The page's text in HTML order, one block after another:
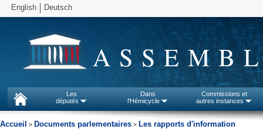
English Deutsch
Les
députés
Dans
l'Hémicycle
Commissions et
autres instances
Accueil > Documents parlementaires > Les rapports d'information